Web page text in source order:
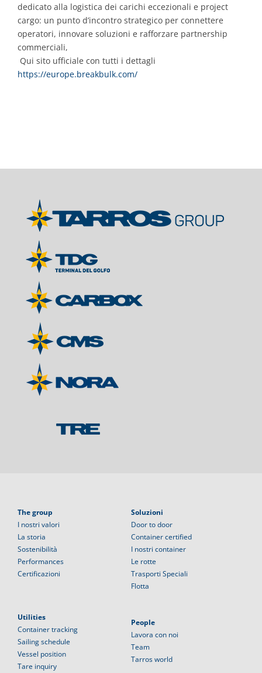
dedicato alla logistica dei carichi eccezionali e project
cargo: un punto d’incontro strategico per connettere
operatori, innovare soluzioni e rafforzare partnership
commerciali,
Qui sito ufficiale con tutti i dettagli
https://europe.breakbulk.com/
The group
I nostri valori
La storia
Sostenibilità
Performances
Certificazioni
Soluzioni
Door to door
Container certified
I nostri container
Le rotte
Trasporti Speciali
Flotta
Utilities
Container tracking
Sailing schedule
Vessel position
Tare inquiry
People
Lavora con noi
Team
Tarros world